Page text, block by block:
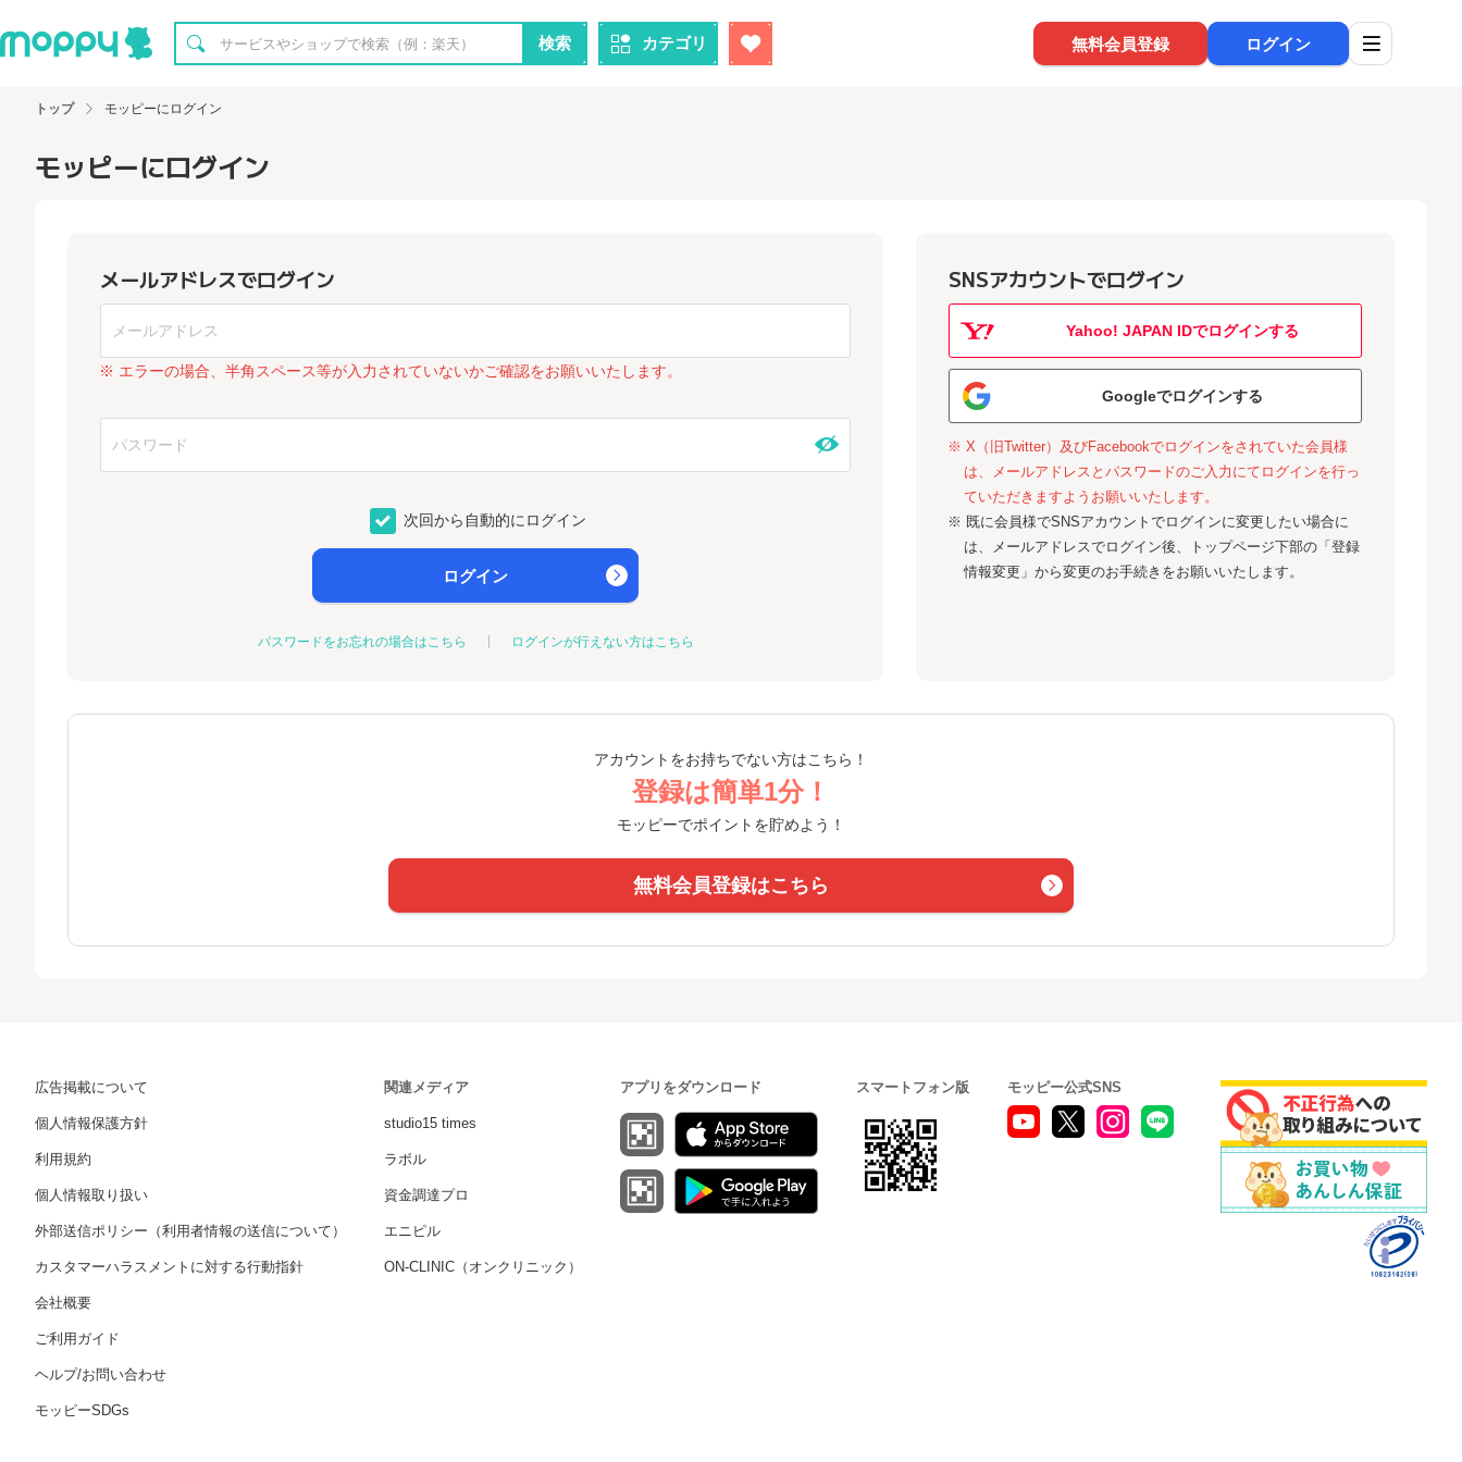
検索 カテゴリ 無料会員登録 ログイン
トップ モッピーにログイン
モッピーにログイン
メールアドレスでログイン
※ エラーの場合、半角スペース等が入力されていないかご確認をお願いいたします。
次回から自動的にログイン
ログイン
パスワードをお忘れの場合はこちら ログインが行えない方はこちら
SNSアカウントでログイン
Yahoo! JAPAN IDでログインする
Googleでログインする
※ X（旧Twitter）及びFacebookでログインをされていた会員様
は、メールアドレスとパスワードのご入力にてログインを行っ
ていただきますようお願いいたします。
※ 既に会員様でSNSアカウントでログインに変更したい場合に
は、メールアドレスでログイン後、トップページ下部の「登録
情報変更」から変更のお手続きをお願いいたします。
アカウントをお持ちでない方はこちら！
登録は簡単1分！
モッピーでポイントを貯めよう！
無料会員登録はこちら
広告掲載について
個人情報保護方針
利用規約
個人情報取り扱い
外部送信ポリシー（利用者情報の送信について）
カスタマーハラスメントに対する行動指針
会社概要
ご利用ガイド
ヘルプ/お問い合わせ
モッピーSDGs
関連メディア
studio15 times
ラボル
資金調達プロ
エニピル
ON-CLINIC（オンクリニック）
アプリをダウンロード スマートフォン版 モッピー公式SNS